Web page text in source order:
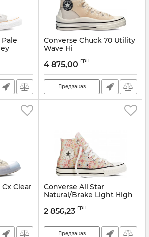
Converse Chuck 70 Utility
Wave Hi
4 875,00 грн
Предзаказ
Clear
Converse All Star
Natural/Brake Light High
2 856,23 грн
Предзаказ